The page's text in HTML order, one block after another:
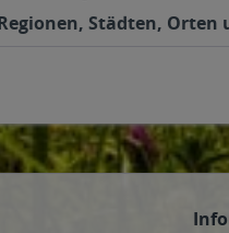
Städten,